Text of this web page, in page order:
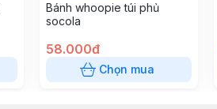
Bánh whoopie túi phủ
socola
58.000đ
Chọn mua